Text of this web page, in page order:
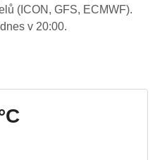
(ICON, GFS, ECMWF).
v 20:00.